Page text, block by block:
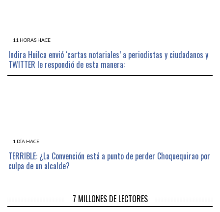
11 HORAS HACE
Indira Huilca envió ‘cartas notariales’ a periodistas y ciudadanos y
TWITTER le respondió de esta manera:
1 DÍA HACE
TERRIBLE: ¿La Convención está a punto de perder Choquequirao por
culpa de un alcalde?
7 MILLONES DE LECTORES